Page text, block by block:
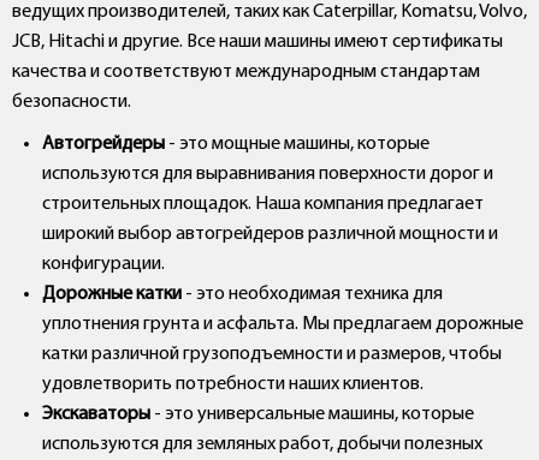
ведущих производителей, таких как Caterpillar, Komatsu, Volvo,
JCB, Hitachi и другие. Все наши машины имеют сертификаты
качества и соответствуют международным стандартам
безопасности.
Автогрейдеры - это мощные машины, которые
используются для выравнивания поверхности дорог и
строительных площадок. Наша компания предлагает
широкий выбор автогрейдеров различной мощности и
конфигурации.
Дорожные катки - это необходимая техника для
уплотнения грунта и асфальта. Мы предлагаем дорожные
катки различной грузоподъемности и размеров, чтобы
удовлетворить потребности наших клиентов.
Экскаваторы - это универсальные машины, которые
используются для земляных работ, добычи полезных